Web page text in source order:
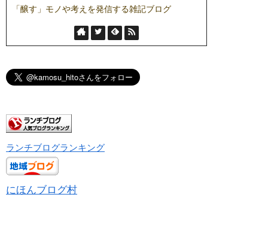
「醸す」モノや考えを発信する雑記ブログ
ランチブログランキング
にほんブログ村